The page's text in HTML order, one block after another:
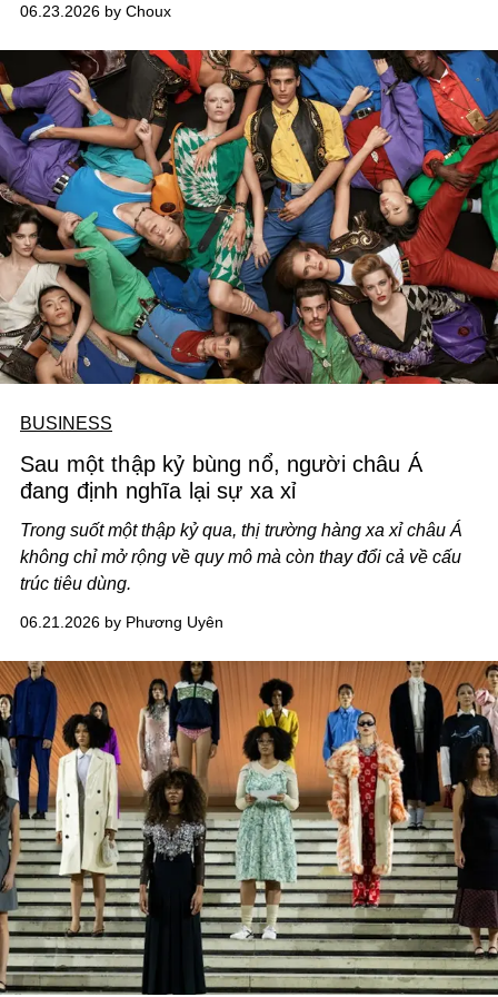
06.23.2026 by Choux
BUSINESS
Sau một thập kỷ bùng nổ, người châu Á
đang định nghĩa lại sự xa xỉ
Trong suốt một thập kỷ qua, thị trường hàng xa xỉ châu Á
không chỉ mở rộng về quy mô mà còn thay đổi cả về cấu
trúc tiêu dùng.
06.21.2026 by Phương Uyên